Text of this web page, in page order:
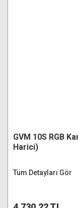
GVM 10S RGB
Harici)
Tüm Detayları Gör